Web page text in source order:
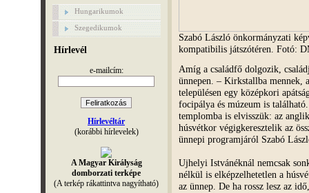
Hungarikumok
Szegedikumok
Hírlevél
e-mailcím:
Hírlevéltár
(korábbi hírlevelek)
A Magyar Királyság
domborzati terképe
(A terkép rákattintva nagyítható)
Szabó László önkormányzati
kompatibilis játszótéren. Fotó:
Amíg a családfő dolgozik,
ünnepen. – Kirkstallba mennek,
településen egy középkori
focipálya és múzeum is
templomba is elvisszük: az
húsvétkor végigkeresztelik az
ünnepi programjáról Szabó
Ujhelyi Istvánéknál nemcsak
nélkül is elképzelhetetlen a
az ünnep. De ha rossz lesz az